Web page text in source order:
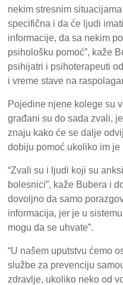
nekim stresnim
specifična i da će ljudi
informacije, da sa nekim
psihološku pomoć”, kaže
psihijatri i psihoterapeuti
i vreme stave na
Pojedine njene kolege su
građani su do sada zvali,
znaju kako će se dalje
dobiju pomoć ukoliko im je
“Zvali su i ljudi koji su
bolesnici”, kaže Bubera i
dovoljno da samo
informacija, jer je u
mogu da se uhvate”.
“U našem uputstvu ćemo
službe za prevenciju
zdravlje, ukoliko neko od